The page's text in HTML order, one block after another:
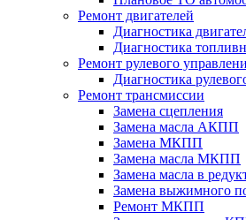
Ремонт двигателей
Диагностика
Диагностика
Ремонт рулевого
Диагностика
Ремонт трансмиссии
Замена сцепления
Замена масла АКПП
Замена МКПП
Замена масла МКПП
Замена масла в
Замена выжимного
Ремонт МКПП